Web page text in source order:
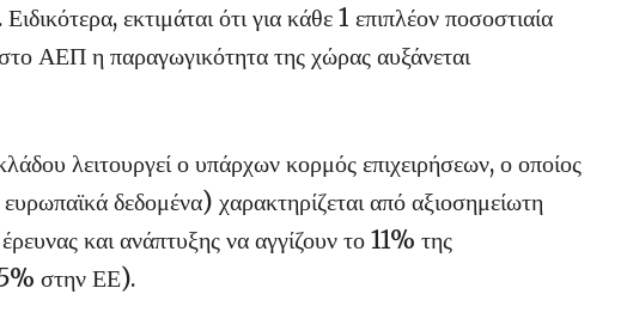
εκτιμάται ότι για κάθε 1 επιπλέον ποσοστιαία
ΑΕΠ η παραγωγικότητα της χώρας αυξάνεται
λειτουργεί ο υπάρχων κορμός επιχειρήσεων, ο οποίος
δεδομένα) χαρακτηρίζεται από αξιοσημείωτη
και ανάπτυξης να αγγίζουν το 11% της
5% στην ΕΕ).